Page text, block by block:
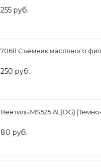
255 руб.
70611 Съемник масляного
250 руб.
Вентиль MS525 AL(DG)
80 руб.